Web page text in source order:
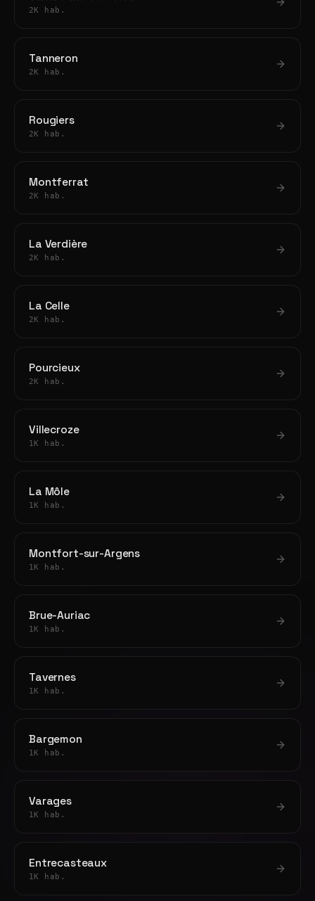
2K hab.
Tanneron
2K hab.
Rougiers
2K hab.
Montferrat
2K hab.
La Verdière
2K hab.
La Celle
2K hab.
Pourcieux
2K hab.
Villecroze
1K hab.
La Môle
1K hab.
Montfort-sur-Argens
1K hab.
Brue-Auriac
1K hab.
Tavernes
1K hab.
Bargemon
1K hab.
Varages
1K hab.
Entrecasteaux
1K hab.